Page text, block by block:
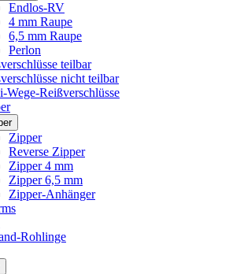
Endlos-RV
4 mm Raupe
6,5 mm Raupe
Perlon
teilbar
nicht teilbar
Wege-Reißverschlüsse
Zipper
Reverse Zipper
Zipper 4 mm
Zipper 6,5 mm
Zipper-Anhänger
Rohlinge